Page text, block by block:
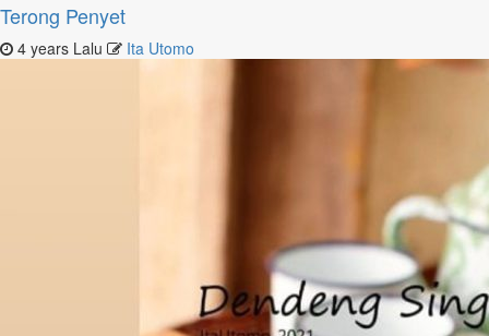
Terong Penyet
4 years Lalu Ita Utomo